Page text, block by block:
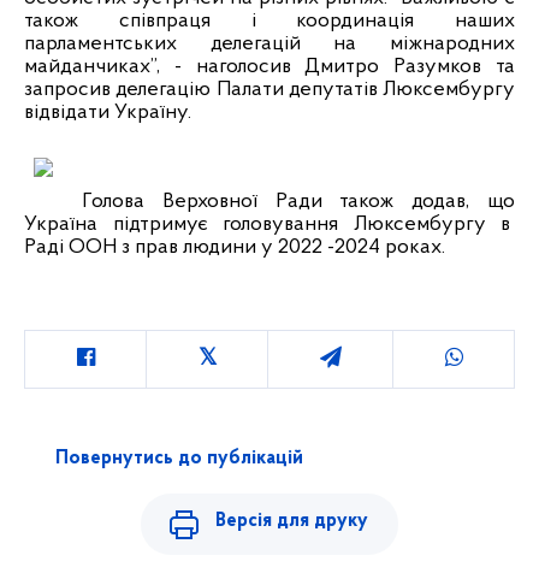
також співпраця і координація наших
парламентських делегацій на міжнародних
майданчиках”, - наголосив Дмитро Разумков та
запросив делегацію Палати депутатів Люксембургу
відвідати Україну.
Голова Верховної Ради також додав, що
Україна підтримує головування Люксембургу в
Раді ООН з прав людини у 2022 -2024 роках.
Повернутись до публікацій
Версія для друку